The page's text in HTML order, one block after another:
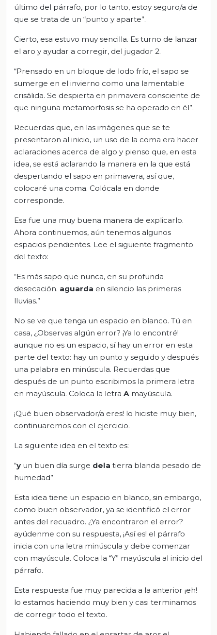
último del párrafo, por lo tanto, estoy seguro/a de
que se trata de un “punto y aparte”.
Cierto, esa estuvo muy sencilla. Es turno de lanzar
el aro y ayudar a corregir, del jugador 2.
“Prensado en un bloque de lodo frío, el sapo se
sumerge en el invierno como una lamentable
crisálida. Se despierta en primavera consciente de
que ninguna metamorfosis se ha operado en él”.
Recuerdas que, en las imágenes que se te
presentaron al inicio, un uso de la coma era hacer
aclaraciones acerca de algo y pienso que, en esta
idea, se está aclarando la manera en la que está
despertando el sapo en primavera, así que,
colocaré una coma. Colócala en donde
corresponde.
Esa fue una muy buena manera de explicarlo.
Ahora continuemos, aún tenemos algunos
espacios pendientes. Lee el siguiente fragmento
del texto:
“Es más sapo que nunca, en su profunda
desecación. aguarda en silencio las primeras
lluvias.”
No se ve que tenga un espacio en blanco. Tú en
casa, ¿Observas algún error? ¡Ya lo encontré!
aunque no es un espacio, sí hay un error en esta
parte del texto: hay un punto y seguido y después
una palabra en minúscula. Recuerdas que
después de un punto escribimos la primera letra
en mayúscula. Coloca la letra A mayúscula.
¡Qué buen observador/a eres! lo hiciste muy bien,
continuaremos con el ejercicio.
La siguiente idea en el texto es:
“y un buen día surge dela tierra blanda pesado de
humedad”
Esta idea tiene un espacio en blanco, sin embargo,
como buen observador, ya se identificó el error
antes del recuadro. ¿Ya encontraron el error?
ayúdenme con su respuesta, ¡Así es! el párrafo
inicia con una letra minúscula y debe comenzar
con mayúscula. Coloca la “Y” mayúscula al inicio del
párrafo.
Esta respuesta fue muy parecida a la anterior ¡eh!
lo estamos haciendo muy bien y casi terminamos
de corregir todo el texto.